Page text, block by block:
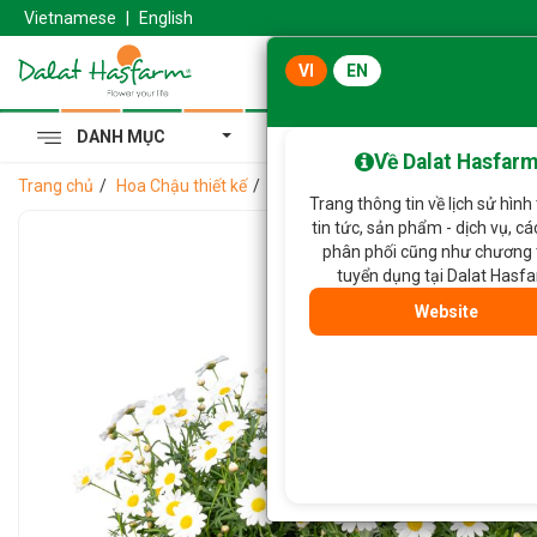
Vietnamese English
DANH MỤC
Trang chủ Hoa Chậu thiết kế
VI EN
Về Dalat Hasfarm
Trang thông tin về lịch sử hình
tin tức, sản phẩm - dịch vụ,
phân phối cũng như chương
tuyển dụng tại Dalat
Website